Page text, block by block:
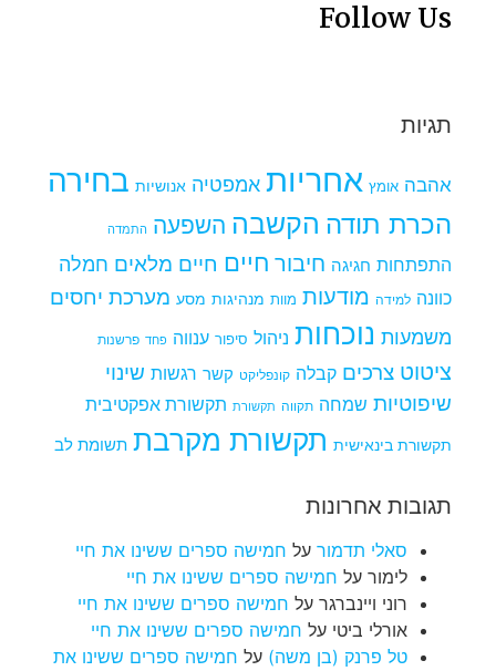
Follow Us
תגיות
אהבה אומץ אחריות אמפטיה אנושיות בחירה
הכרת תודה הקשבה השפעה התמדה
התפתחות חגיגה חיבור חיים חיים מלאים חמלה
כוונה למידה מודעות מוות מנהיגות מסע מערכת יחסים
משמעות נוכחות ניהול סיפור ענווה פחד פרשנות
ציטוט צרכים קבלה קונפליקט קשר רגשות שינוי
שיפוטיות שמחה תקווה תקשורת תקשורת אפקטיבית
תקשורת בינאישית תקשורת מקרבת תשומת לב
תגובות אחרונות
סאלי תדמור על חמישה ספרים ששינו את חיי
לימור על חמישה ספרים ששינו את חיי
רוני ויינברגר על חמישה ספרים ששינו את חיי
אורלי ביטי על חמישה ספרים ששינו את חיי
טל פרנק (בן משה) על חמישה ספרים ששינו את